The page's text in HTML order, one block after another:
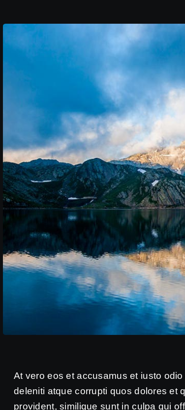
At vero eos et accusamus et iusto
deleniti atque corrupti quos dolores et
provident, similique sunt in culpa qui